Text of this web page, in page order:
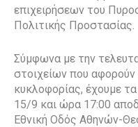
επιχειρήσεων του
Πολιτικής Προστασίας.
Σύμφωνα με την
στοιχείων που
κυκλοφορίας, έχουμε
15/9 και ώρα 17:00
Εθνική Οδός Αθηνών-